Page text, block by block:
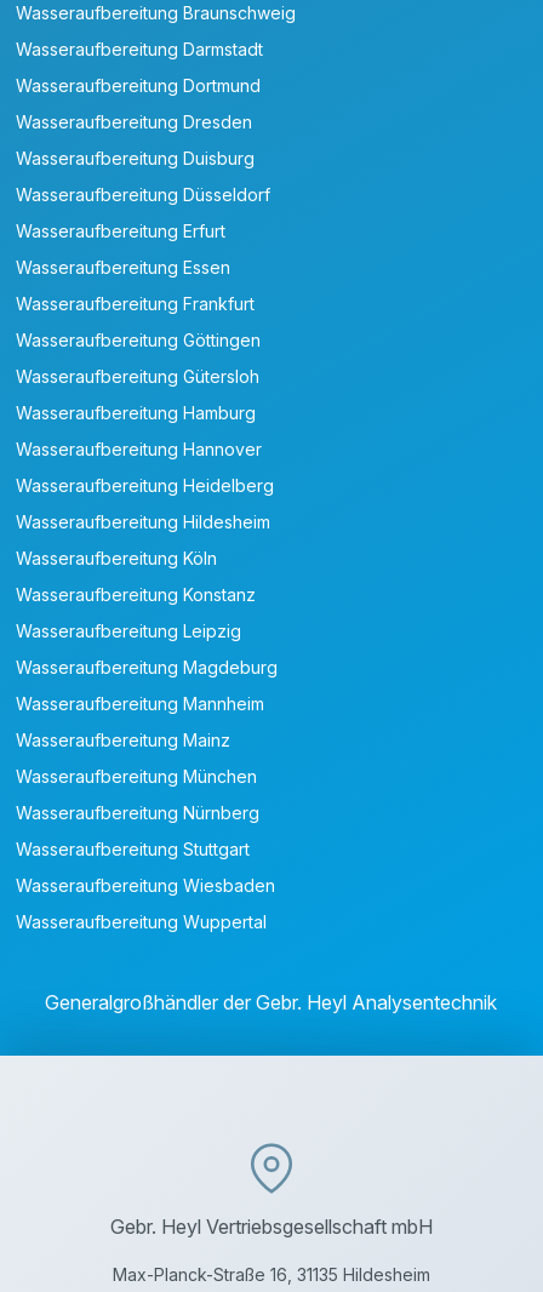
Wasseraufbereitung Braunschweig
Wasseraufbereitung Darmstadt
Wasseraufbereitung Dortmund
Wasseraufbereitung Dresden
Wasseraufbereitung Duisburg
Wasseraufbereitung Düsseldorf
Wasseraufbereitung Erfurt
Wasseraufbereitung Essen
Wasseraufbereitung Frankfurt
Wasseraufbereitung Göttingen
Wasseraufbereitung Gütersloh
Wasseraufbereitung Hamburg
Wasseraufbereitung Hannover
Wasseraufbereitung Heidelberg
Wasseraufbereitung Hildesheim
Wasseraufbereitung Köln
Wasseraufbereitung Konstanz
Wasseraufbereitung Leipzig
Wasseraufbereitung Magdeburg
Wasseraufbereitung Mannheim
Wasseraufbereitung Mainz
Wasseraufbereitung München
Wasseraufbereitung Nürnberg
Wasseraufbereitung Stuttgart
Wasseraufbereitung Wiesbaden
Wasseraufbereitung Wuppertal
Generalgroßhändler der Gebr. Heyl Analysentechnik
Gebr. Heyl Vertriebsgesellschaft mbH
Max-Planck-Straße 16, 31135 Hildesheim